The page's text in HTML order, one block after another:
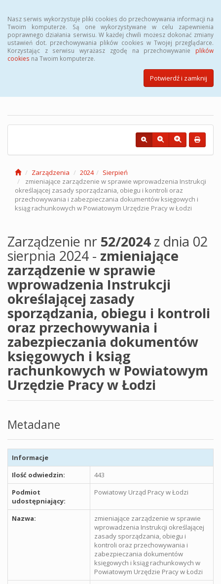
Nasz serwis wykorzystuje pliki cookies do przechowywania informacji na
Twoim komputerze. Są one wykorzystywane w celu zapewnienia
poprawnego działania serwisu. W każdej chwili możesz dokonać zmiany
ustawień dot. przechowywania plików cookies w Twojej przeglądarce.
Korzystając z serwisu wyrażasz zgodę na przechowywanie plików
cookies na Twoim komputerze.
Potwierdź i zamknij
Biuletyn Informacji Publicznej
Powiatowego Urzędu Pracy w
Zarządzenia 2024
Sierpień
zmieniające zarządzenie w sprawie wprowadzenia Instrukcji
określającej zasady sporządzania, obiegu i kontroli oraz
przechowywania i zabezpieczania dokumentów księgowych i
ksiąg rachunkowych w Powiatowym Urzędzie Pracy w Łodzi
Zarządzenie nr 52/2024z dnia 02
sierpnia 2024 - zmieniające
zarządzenie w sprawie
wprowadzenia Instrukcji
określającej zasady
sporządzania, obiegu i kontroli
oraz przechowywania i
zabezpieczania dokumentów
księgowych i ksiąg
rachunkowych w Powiatowym
Urzędzie Pracy w Łodzi
Metadane
Informacje
Ilość odwiedzin:
443
Podmiot
udostępniający:
Powiatowy Urząd Pracy w Łodzi
Nazwa:
zmieniające zarządzenie w sprawie
wprowadzenia Instrukcji określającej
zasady sporządzania, obiegu i
kontroli oraz przechowywania i
zabezpieczania dokumentów
księgowych i ksiąg rachunkowych w
Powiatowym Urzędzie Pracy w Łodzi